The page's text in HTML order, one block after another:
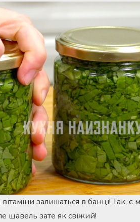
залишаться в банці! Так, є
щавель зате як свіжий!